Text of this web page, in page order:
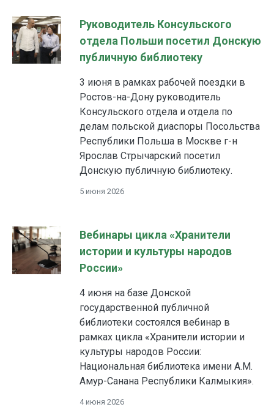
Руководитель Консульского
отдела Польши посетил Донскую
публичную библиотеку
3 июня в рамках рабочей поездки в
Ростов-на-Дону руководитель
Консульского отдела и отдела по
делам польской диаспоры Посольства
Республики Польша в Москве г-н
Ярослав Стрычарский посетил
Донскую публичную библиотеку.
5 июня 2026
Вебинары цикла «Хранители
истории и культуры народов
России»
4 июня на базе Донской
государственной публичной
библиотеки состоялся вебинар в
рамках цикла «Хранители истории и
культуры народов России:
Национальная библиотека имени А.М.
Амур-Санана Республики Калмыкия».
4 июня 2026